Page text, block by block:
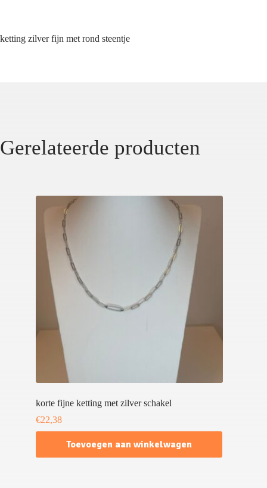
ketting zilver fijn met rond steentje
Gerelateerde producten
korte fijne ketting met zilver schakel
€22,38
Toevoegen aan winkelwagen